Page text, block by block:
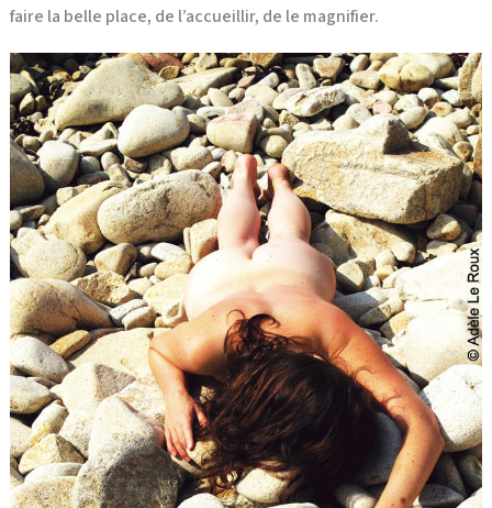
faire la belle place, de l’accueillir, de le magnifier.